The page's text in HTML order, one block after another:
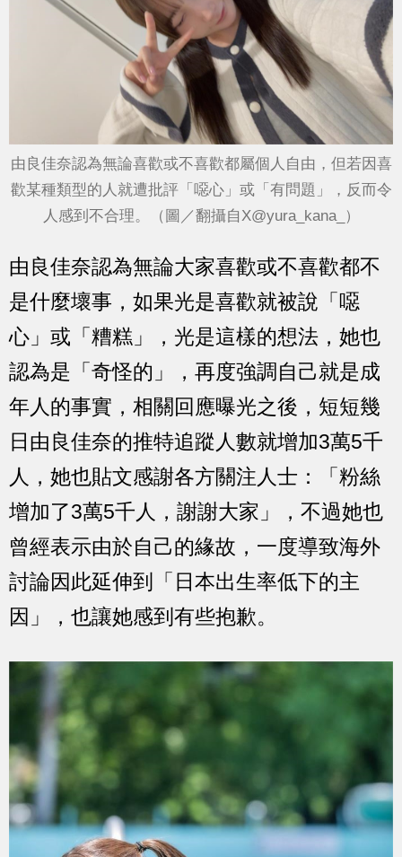
由良佳奈認為無論喜歡或不喜歡都屬個人自由，但若因喜
歡某種類型的人就遭批評「噁心」或「有問題」，反而令
人感到不合理。（圖／翻攝自X@yura_kana_）
由良佳奈認為無論大家喜歡或不喜歡都不
是什麼壞事，如果光是喜歡就被說「噁
心」或「糟糕」，光是這樣的想法，她也
認為是「奇怪的」，再度強調自己就是成
年人的事實，相關回應曝光之後，短短幾
日由良佳奈的推特追蹤人數就增加3萬5千
人，她也貼文感謝各方關注人士：「粉絲
增加了3萬5千人，謝謝大家」，不過她也
曾經表示由於自己的緣故，一度導致海外
討論因此延伸到「日本出生率低下的主
因」，也讓她感到有些抱歉。